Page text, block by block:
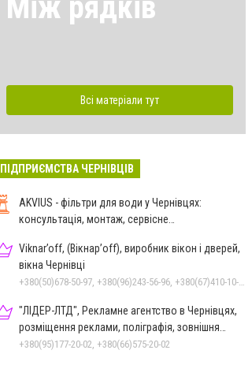
Всі матеріали тут
ПІДПРИЄМСТВА ЧЕРНІВЦІВ
AKVIUS - фільтри для води у Чернівцях:
консультація, монтаж, сервісне
Viknar’off, (Вікнар’off), виробник вікон і дверей,
вікна Чернівці
"ЛІДЕР-ЛТД", Рекламне агентство в Чернівцях,
розміщення реклами, поліграфія, зовнішня
реклама
+380(95)177-20-02, +380(66)575-20-02